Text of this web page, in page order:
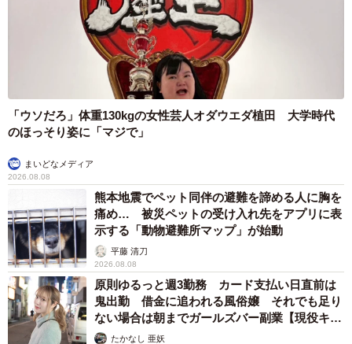
まいどなトピック
2026.08.08
お盆明けは介護相談が3割増加 帰省時に確認
したい「離れて暮らす親の異変」チェックポイ
ントは？
まいどなニュース情報部
ITエンジニアがAIとつくる家庭菜園 ローカルLLMのゆるふわ
AIたちとお話しながら開墾してみたら… 夢の「スマートな菜